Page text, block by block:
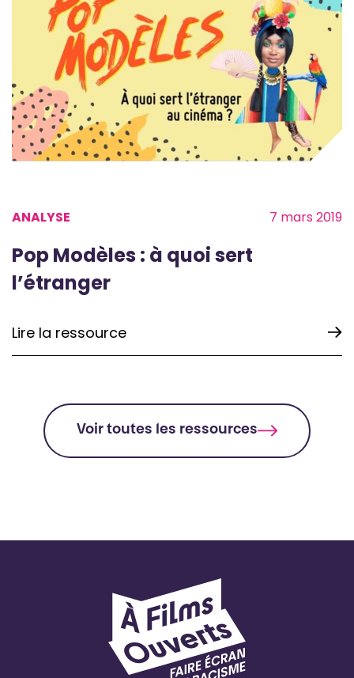
ANALYSE 7 mars 2019
Pop Modèles : à quoi sert
l’étranger
Lire la ressource
Voir toutes les ressources